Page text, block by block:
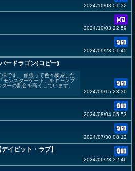
2024/10/08 01:32
2024/10/03 22:59
2024/09/23 01:45
ードラゴン(コピー)
です。 頑張って色々検索した
モンスターゲート」をギャンブ
ーの割合を高くしています。
2024/09/15 23:30
2024/08/04 05:53
2024/07/30 08:12
イビット・ラブ】
2024/06/23 22:46